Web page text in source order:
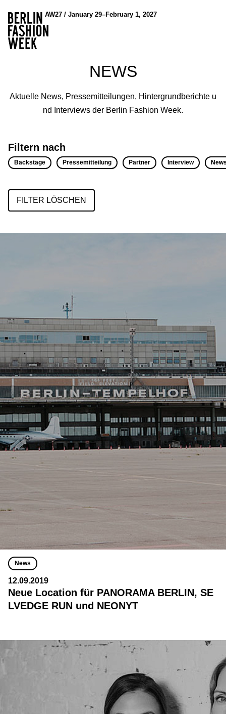
AW27 / January 29–February 1, 2027
NEWS
Aktuelle News, Pressemitteilungen, Hintergrundberichte u
nd Interviews der Berlin Fashion Week.
Filtern nach
Backstage Pressemitteilung Partner Interview
FILTER LÖSCHEN
News
12.09.2019
Neue Location für PANORAMA BERLIN, SE
LVEDGE RUN und NEONYT